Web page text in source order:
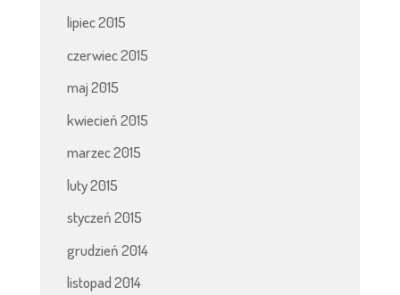
lipiec 2015
czerwiec 2015
maj 2015
kwiecień 2015
marzec 2015
luty 2015
styczeń 2015
grudzień 2014
listopad 2014